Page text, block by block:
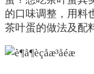
的口味调整，用料
茶叶蛋的做法及配